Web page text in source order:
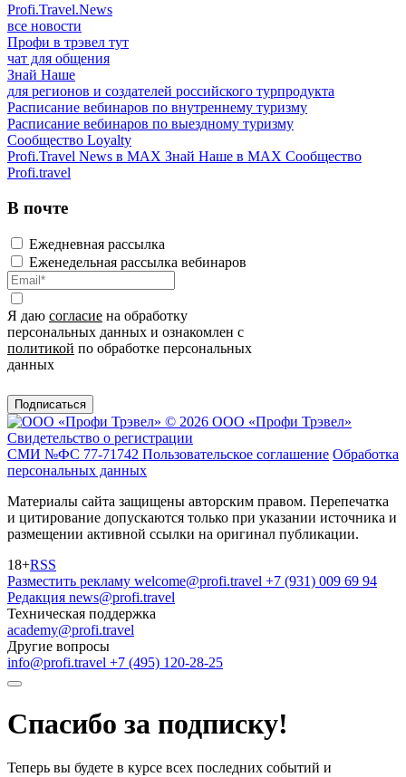
Profi.Travel.News
все новости
Профи в трэвел тут
чат для общения
Знай Наше
для регионов и создателей российского турпродукта
Расписание вебинаров по внутреннему туризму
Расписание вебинаров по выездному туризму
Сообщество Loyalty
Profi.Travel News в MAX Знай Наше в MAX Сообщество
Profi.travel
В почте
Ежедневная рассылка
Еженедельная рассылка вебинаров
Я даю согласие на обработку
персональных данных и ознакомлен с
политикой по обработке персональных
данных
Подписаться
© 2026 ООО «Профи Трэвeл»
Свидетельство о регистрации
СМИ №ФС 77-71742 Пользовательское соглашение Обработка
персональных данных
Материалы сайта защищены авторским правом. Перепечатка
и цитирование допускаются только при указании источника и
размещении активной ссылки на оригинал публикации.
18+RSS
Разместить рекламу welcome@profi.travel +7 (931) 009 69 94
Редакция news@profi.travel
Техническая поддержка
academy@profi.travel
Другие вопросы
info@profi.travel +7 (495) 120-28-25
Спасибо за подписку!
Теперь вы будете в курсе всех последних событий и